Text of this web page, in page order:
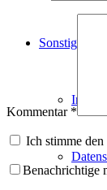
Sonstiges
Kommentar *
Ich stimme
Benachrichtige